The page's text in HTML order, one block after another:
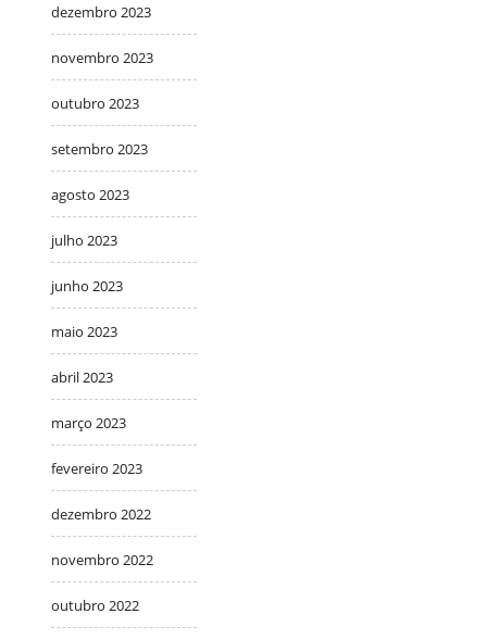
dezembro 2023
novembro 2023
outubro 2023
setembro 2023
agosto 2023
julho 2023
junho 2023
maio 2023
abril 2023
março 2023
fevereiro 2023
dezembro 2022
novembro 2022
outubro 2022